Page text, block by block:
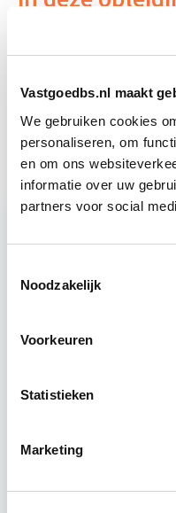
Vastgoedbs.nl maakt
We gebruiken cookies
personaliseren, om
en om ons
informatie over uw
partners voor social
Noodzakelijk
Voorkeuren
Statistieken
Marketing
EP-W Basis -
Tijdens deze
Utrecht &